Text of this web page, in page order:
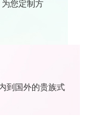
您定制方
到国外的贵族式